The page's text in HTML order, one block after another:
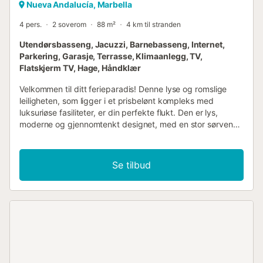
Nueva Andalucía, Marbella
4 pers. 2 soverom 88 m² 4 km til stranden
Utendørsbasseng, Jacuzzi, Barnebasseng, Internet,
Parkering, Garasje, Terrasse, Klimaanlegg, TV,
Flatskjerm TV, Hage, Håndklær
Velkommen til ditt ferieparadis! Denne lyse og romslige
leiligheten, som ligger i et prisbelønt kompleks med
luksuriøse fasiliteter, er din perfekte flukt. Den er lys,
moderne og gjennomtenkt designet, med en stor sørvendt
for familieferier eller ferier med venner, og tilbyr generøse
oppholdsrom og et åpent amerikansk kjøkken, perfekt for
sosialt samvær. Kjøkkenet er fullt utstyrt for å gjøre
oppholdet ditt uanstrengt og hyggelig, med et spisebord
Se tilbud